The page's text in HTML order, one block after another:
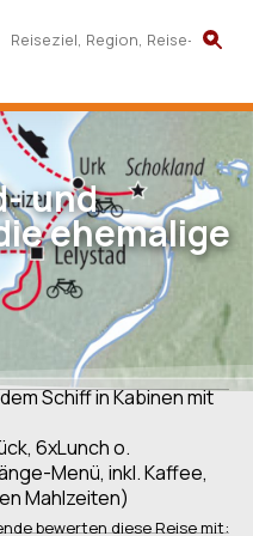
und
ehemalige
Schiff in Kabinen mit
6xLunch o.
Menü, inkl. Kaffee,
Mahlzeiten)
bewerten diese Reise mit: